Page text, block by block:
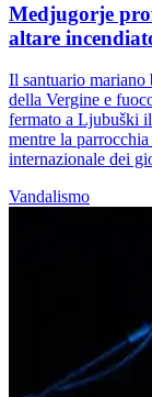
Medjugorje
altare
Il santuario
della Vergine e
fermato a Ljubuški
mentre la
internazionale dei
Vandalismo